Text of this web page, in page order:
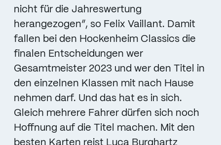
nicht für die Jahreswertung
herangezogen”, so Felix Vaillant. Damit
fallen bei den Hockenheim Classics die
finalen Entscheidungen wer
Gesamtmeister 2023 und wer den Titel in
den einzelnen Klassen mit nach Hause
nehmen darf. Und das hat es in sich.
Gleich mehrere Fahrer dürfen sich noch
Hoffnung auf die Titel machen. Mit den
besten Karten reist Luca Burghartz